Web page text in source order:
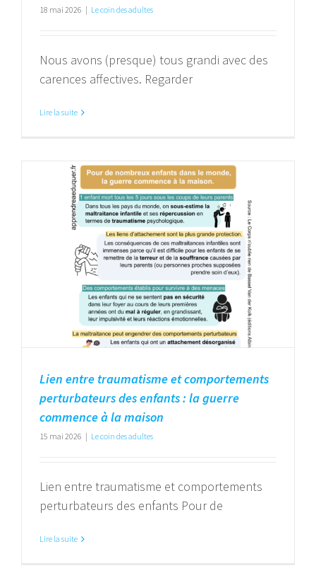
18 mai 2026 | Le coin des adultes
Nous avons (presque) tous grandi avec des
carences affectives. Regarder
Lire la suite
Lien entre traumatisme et comportements
perturbateurs des enfants : la guerre
commence à la maison
15 mai 2026 | Le coin des adultes
Lien entre traumatisme et comportements
perturbateurs des enfants Pour de
Lire la suite